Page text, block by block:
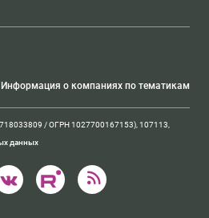
Информация о компаниях по тематикам
/ ОГРН 1027700167153), 107113,
данных